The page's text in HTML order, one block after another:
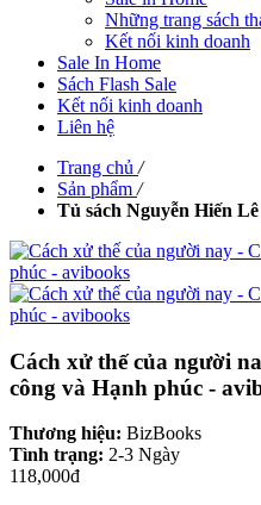
Những trang sách
Kết nối kinh doanh
Sale In Home
Sách Flash Sale
Kết nối kinh doanh
Liên hệ
Trang chủ /
Sản phẩm /
Tủ sách Nguyễn Hiến Lê
Cách xử thế của người
công và Hạnh phúc -
Thương hiệu: BizBooks
Tình trạng: 2-3 Ngày
118,000đ